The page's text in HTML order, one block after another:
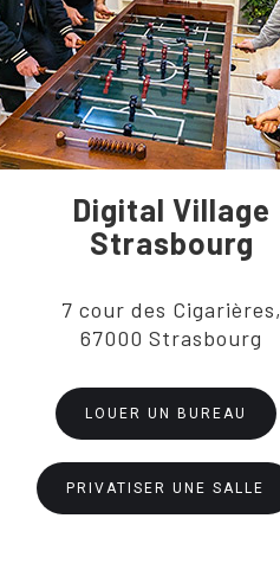
Digital Village
Strasbourg
7 cour des Cigarières,
67000 Strasbourg
LOUER UN BUREAU
PRIVATISER UNE SALLE